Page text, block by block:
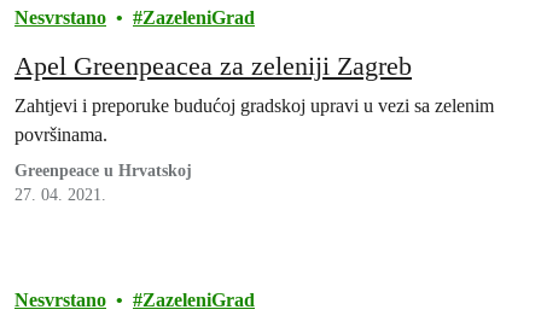
Nesvrstano ZazeleniGrad
Apel Greenpeacea za zeleniji Zagreb
Zahtjevi i preporuke budućoj gradskoj upravi u vezi sa zelenim
površinama.
Greenpeace u Hrvatskoj
27. 04. 2021.
Nesvrstano ZazeleniGrad